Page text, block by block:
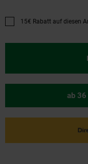
Promotion "15€ Rabatt
15€ Rabatt auf diesen
ab